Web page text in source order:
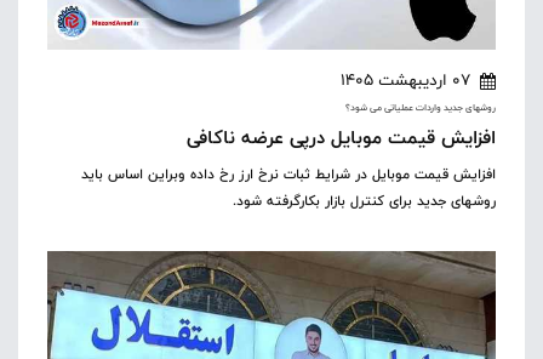
07 اردیبهشت 1405
روشهای جدید واردات عملیاتی می شود؟
افزایش قیمت موبایل درپی عرضه ناکافی
افزایش قیمت موبایل در شرایط ثبات نرخ ارز رخ داده وبراین اساس باید
روشهای جدید برای کنترل بازار بکارگرفته شود.